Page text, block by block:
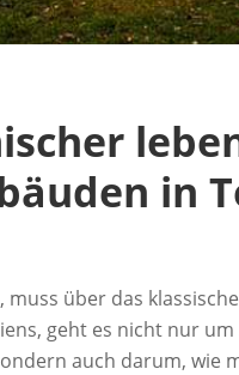
in
über das
geht es nicht nur
auch darum, wie